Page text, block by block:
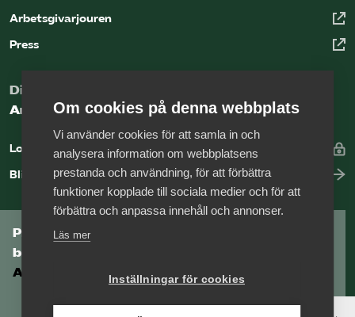
Arbetsgivarjouren
Press
Digital kunskapsbank för arbetsgivare
Arbetsgivarguiden
Logga in
Bli medlem
Prenumerera på Tågföretagens
branschnyhetsbrev
Aktuell info direkt i din inkorg.
Om cookies på denna webbplats
Vi använder cookies för att samla in och
analysera information om webbplatsens
prestanda och användning, för att förbättra
funktioner kopplade till sociala medier och för att
förbättra och anpassa innehåll och annonser.
Läs mer
Inställningar för cookies